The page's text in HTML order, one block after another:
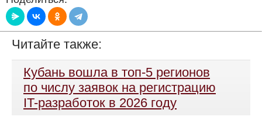
Читайте также:
Кубань вошла в топ-5 регионов
по числу заявок на регистрацию
IT-разработок в 2026 году